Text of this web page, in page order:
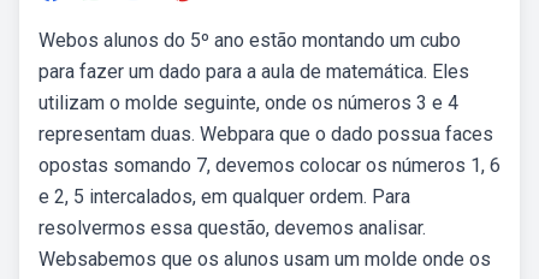
Webos alunos do 5º ano estão montando um cubo
para fazer um dado para a aula de matemática. Eles
utilizam o molde seguinte, onde os números 3 e 4
representam duas. Webpara que o dado possua faces
opostas somando 7, devemos colocar os números 1, 6
e 2, 5 intercalados, em qualquer ordem. Para
resolvermos essa questão, devemos analisar.
Websabemos que os alunos usam um molde onde os